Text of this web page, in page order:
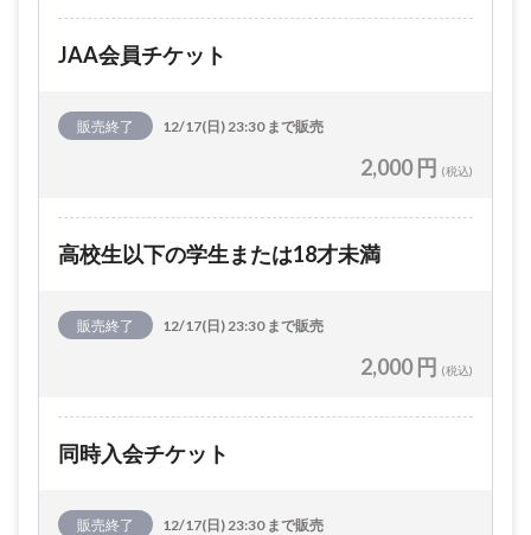
JAA会員チケット
販売終了 12/17(日) 23:30 まで販売
2,000 円 (税込)
高校生以下の学生または18才未満
販売終了 12/17(日) 23:30 まで販売
2,000 円 (税込)
同時入会チケット
販売終了 12/17(日) 23:30 まで販売